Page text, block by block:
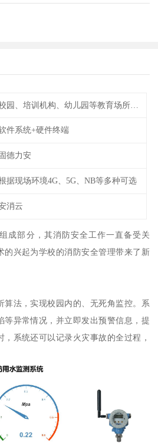
校园、培训机构、幼儿园等教育场所人员密集场所消防安全监控管理系统
件系统+硬件终端
固德力安
据现场环境4G、5G、NB等多种可选
消云
成部分，其消防安全工作一直备受关
的兴起为学校的消防安全管理带来了新
算法，实现校园内的、无死角监控。系
等异常情况，并立即发出预警信息，提
系统还可以记录火灾事故的全过程，